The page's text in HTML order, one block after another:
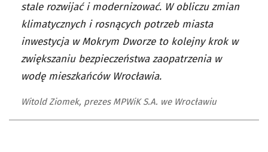
stale rozwijać i modernizować. W obliczu zmian
klimatycznych i rosnących potrzeb miasta
inwestycja w Mokrym Dworze to kolejny krok w
zwiększaniu bezpieczeństwa zaopatrzenia w
wodę mieszkańców Wrocławia.
Witold Ziomek, prezes MPWiK S.A. we Wrocławiu